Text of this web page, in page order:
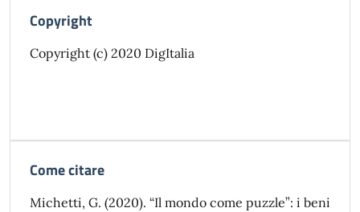
Copyright
Copyright (c) 2020 DigItalia
Come citare
Michetti, G. (2020). “Il mondo come puzzle”: i beni